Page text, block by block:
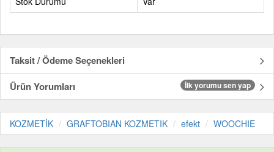
Taksit / Ödeme Seçenekleri
Ürün Yorumları
İlk yorumu sen yap
KOZMETİK GRAFTOBIAN KOZMETIK efekt WOOCHIE